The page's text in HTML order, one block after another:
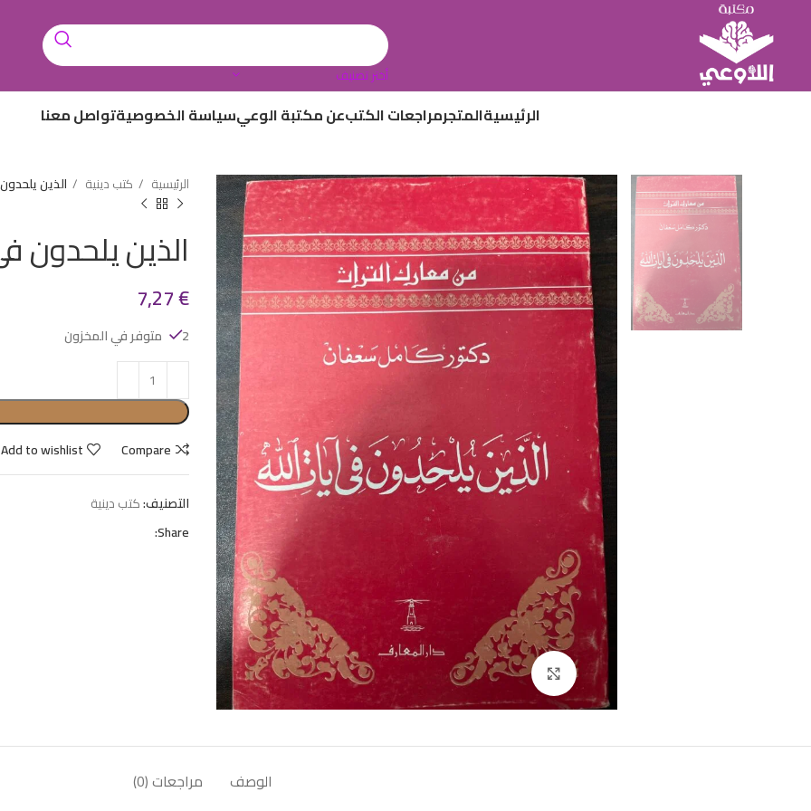
أختر تصنيف
الرئيسيةالمتجرمراجعات الكتبعن مكتبة الوعيسياسة الخصوصيةتواصل معنا
Click to enlarge
الرئيسية كتب دينية الذين
الذين يلحدون
7,27€
2 متوفر في المخزون
Compare
Add to wishlist
التصنيف:كتب دينية
Share:
الوصف مراجعات (0)